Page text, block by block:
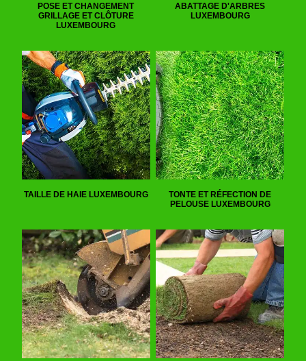
POSE ET CHANGEMENT
GRILLAGE ET CLÔTURE
LUXEMBOURG
ABATTAGE D'ARBRES
LUXEMBOURG
TAILLE DE HAIE LUXEMBOURG
TONTE ET RÉFECTION DE
PELOUSE LUXEMBOURG